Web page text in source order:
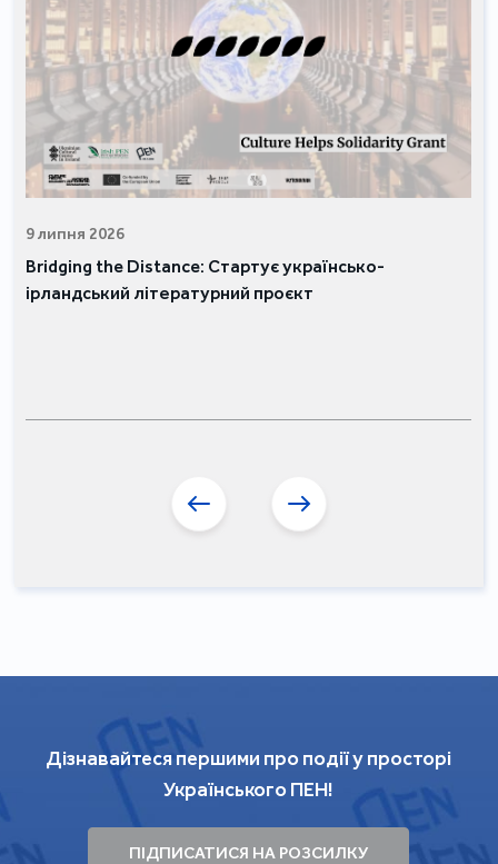
9 липня 2026
Bridging the Distance: Стартує українсько-
ірландський літературний проєкт
Дізнавайтеся першими про події у просторі
Українського ПЕН!
ПІДПИСАТИСЯ НА РОЗСИЛКУ